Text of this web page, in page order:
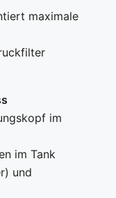
maximale
im
im Tank
und